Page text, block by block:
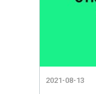
2021-08-13